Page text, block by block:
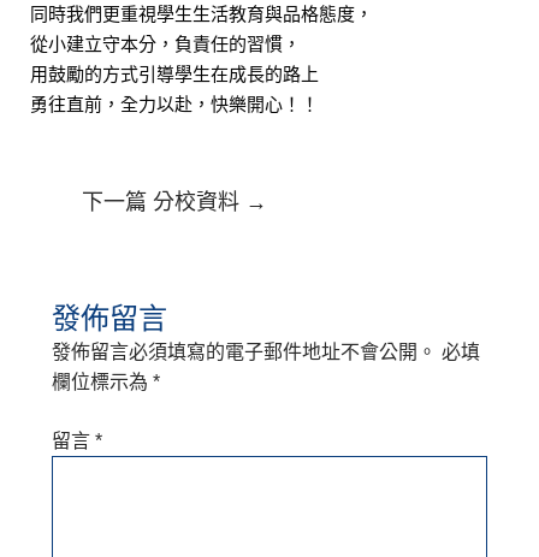
同時我們更重視學生生活教育與品格態度，
從小建立守本分，負責任的習慣，
用鼓勵的方式引導學生在成長的路上
勇往直前，全力以赴，快樂開心！！
下一篇 分校資料 →
發佈留言
發佈留言必須填寫的電子郵件地址不會公開。 必填
欄位標示為 *
留言 *